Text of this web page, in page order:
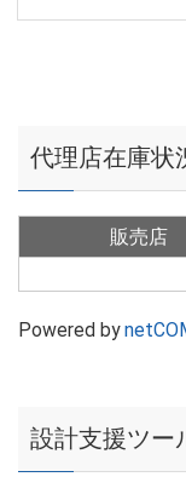
代理店在庫状
販売店
Powered by
設計支援ツー